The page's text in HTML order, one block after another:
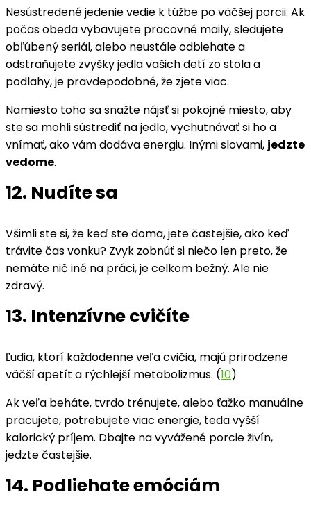
Nesústredené jedenie vedie k túžbe po väčšej porcii. Ak
počas obeda vybavujete pracovné maily, sledujete
obľúbený seriál, alebo neustále odbiehate a
odstraňujete zvyšky jedla vašich detí zo stola a
podlahy, je pravdepodobné, že zjete viac.
Namiesto toho sa snažte nájsť si pokojné miesto, aby
ste sa mohli sústrediť na jedlo, vychutnávať si ho a
vnímať, ako vám dodáva energiu. Inými slovami, jedzte
vedome.
12. Nudíte sa
Všimli ste si, že keď ste doma, jete častejšie, ako keď
trávite čas vonku? Zvyk zobnúť si niečo len preto, že
nemáte nič iné na práci, je celkom bežný. Ale nie
zdravý.
13. Intenzívne cvičíte
Ľudia, ktorí každodenne veľa cvičia, majú prirodzene
väčší apetít a rýchlejší metabolizmus. (10)
Ak veľa beháte, tvrdo trénujete, alebo ťažko manuálne
pracujete, potrebujete viac energie, teda vyšší
kalorický príjem. Dbajte na vyvážené porcie živín,
jedzte častejšie.
14. Podliehate emóciám